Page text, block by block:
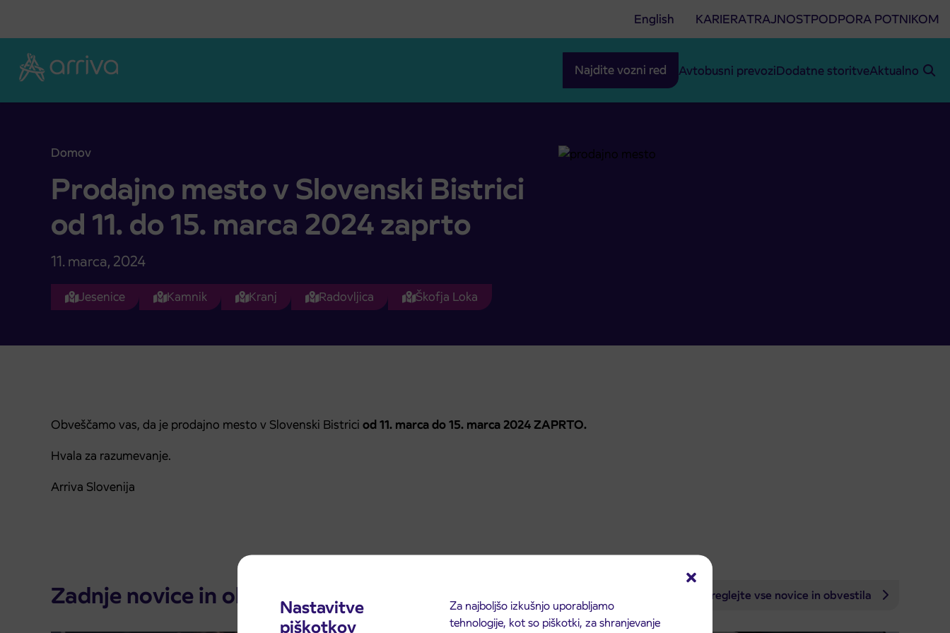
Nastavitve
piškotkov
Za najboljšo izkušnjo uporabljamo
tehnologije, kot so piškotki, za shranjevanje
English KARIERATRAJNOSTPODPORA POTNIKOM
Najdite vozni red Avtobusni prevoziDodatne storitveAktualno
Domov
Prodajno mesto v Slovenski Bistrici od 11. do 15. marca 2024 zaprto
Prodajno mesto v Slovenski Bistrici
od 11. do 15. marca 2024 zaprto
11. marca, 2024
Jesenice Kamnik Kranj Radovljica Škofja Loka
Obveščamo vas, da je prodajno mesto v Slovenski Bistrici od 11. marca do 15. marca 2024ZAPRTO.
Hvala za razumevanje.
Arriva Slovenija
Zadnje novice in obvestila Preglejte vse novice in obvestila